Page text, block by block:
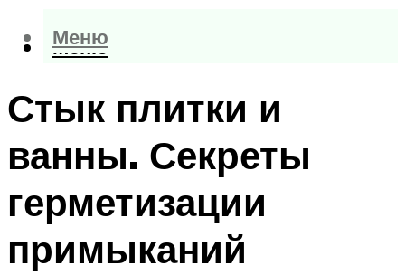
Меню
Меню
Стык плитки и
ванны. Секреты
герметизации
примыканий